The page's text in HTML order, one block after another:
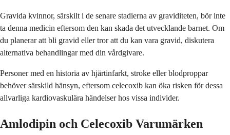
Gravida kvinnor, särskilt i de senare stadierna av graviditeten, bör inte
ta denna medicin eftersom den kan skada det utvecklande barnet. Om
du planerar att bli gravid eller tror att du kan vara gravid, diskutera
alternativa behandlingar med din vårdgivare.
Personer med en historia av hjärtinfarkt, stroke eller blodproppar
behöver särskild hänsyn, eftersom celecoxib kan öka risken för dessa
allvarliga kardiovaskulära händelser hos vissa individer.
Amlodipin och Celecoxib Varumärken